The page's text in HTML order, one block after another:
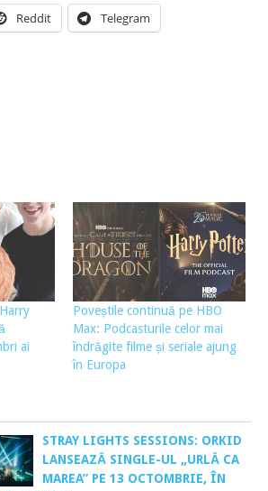
Reddit Telegram
ai
Poveștile continuă pe HBO
Max: Podcasturile celor mai
îndrăgite filme și seriale ajung
în Europa
STRAY LIGHTS SESSIONS: ORKID
LANSEAZĂ SINGLE-UL „URLĂ CA
MAREA” PE 13 OCTOMBRIE, ÎN